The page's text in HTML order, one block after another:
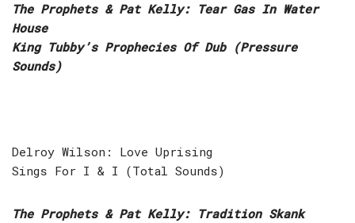
The Prophets & Pat Kelly: Tear Gas In Water
House
King Tubby’s Prophecies Of Dub (Pressure
Sounds)
Delroy Wilson: Love Uprising
Sings For I & I (Total Sounds)
The Prophets & Pat Kelly: Tradition Skank